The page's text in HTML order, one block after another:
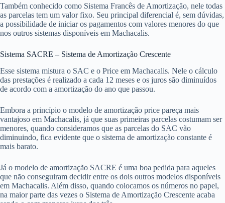
Também conhecido como Sistema Francês de Amortização, nele todas
as parcelas tem um valor fixo. Seu principal diferencial é, sem dúvidas,
a possibilidade de iniciar os pagamentos com valores menores do que
nos outros sistemas disponíveis em Machacalis.
Sistema SACRE – Sistema de Amortização Crescente
Esse sistema mistura o SAC e o Price em Machacalis. Nele o cálculo
das prestações é realizado a cada 12 meses e os juros são diminuídos
de acordo com a amortização do ano que passou.
Embora a princípio o modelo de amortização price pareça mais
vantajoso em Machacalis, já que suas primeiras parcelas costumam ser
menores, quando consideramos que as parcelas do SAC vão
diminuindo, fica evidente que o sistema de amortização constante é
mais barato.
Já o modelo de amortização SACRE é uma boa pedida para aqueles
que não conseguiram decidir entre os dois outros modelos disponíveis
em Machacalis. Além disso, quando colocamos os números no papel,
na maior parte das vezes o Sistema de Amortização Crescente acaba